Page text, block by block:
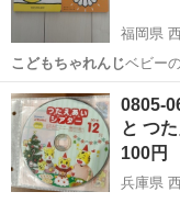
福岡県
こどもちゃれんじベビー
福岡 福岡市
0805-
と つ
100円
兵庫県